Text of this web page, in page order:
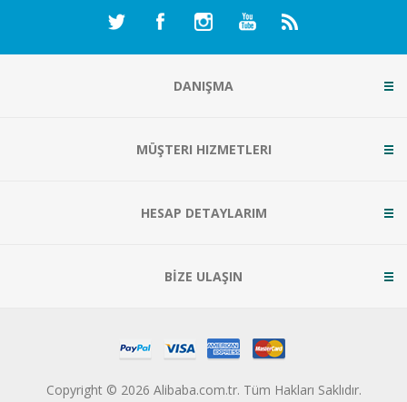
DANIŞMA
MÜŞTERI HIZMETLERI
HESAP DETAYLARIM
BİZE ULAŞIN
Copyright © 2026 Alibaba.com.tr. Tüm Hakları Saklıdır.